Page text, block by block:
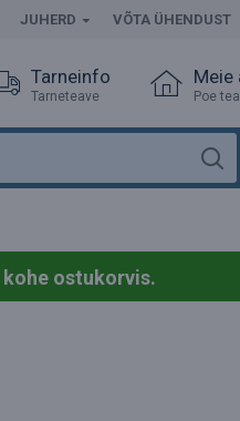
JUHERD VÕTA ÜHENDUST
Tarneinfo
Tarneteave
Meie
Poe
kohe ostukorvis.